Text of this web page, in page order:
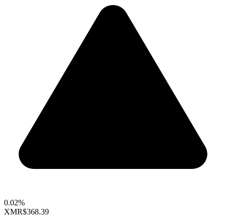
0.02%
XMR$368.39